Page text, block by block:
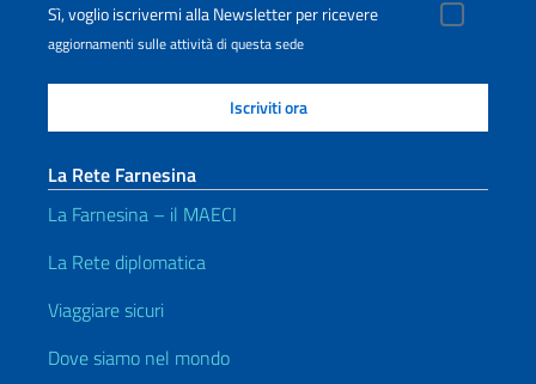
Sì, voglio iscrivermi alla Newsletter per ricevere
aggiornamenti sulle attività di questa sede
La Rete Farnesina
La Farnesina – il MAECI
La Rete diplomatica
Viaggiare sicuri
Dove siamo nel mondo